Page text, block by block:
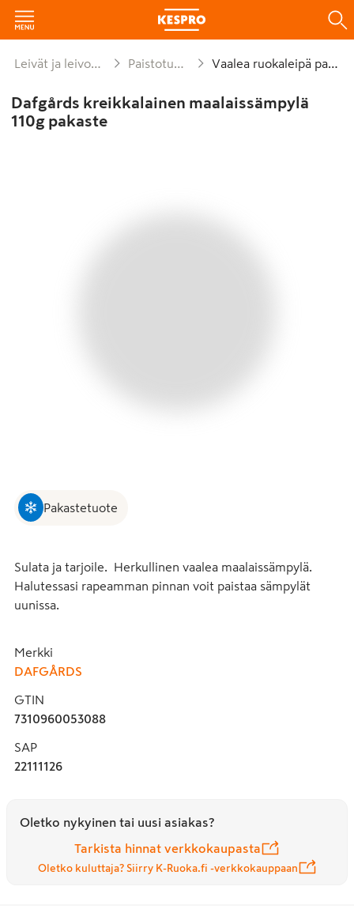
Leivät ja leivonnaiset Paistotuotteet Vaalea ruokaleipä paisto
Dafgårds kreikkalainen maalaissämpylä
110g pakaste
Pakastetuote
Sulata ja tarjoile.  Herkullinen vaalea maalaissämpylä.
Halutessasi rapeamman pinnan voit paistaa sämpylät
uunissa.
Merkki
DAFGÅRDS
GTIN
7310960053088
SAP
22111126
Oletko nykyinen tai uusi asiakas?
Tarkista hinnat verkkokaupasta
Oletko kuluttaja? Siirry K-Ruoka.fi -verkkokauppaan